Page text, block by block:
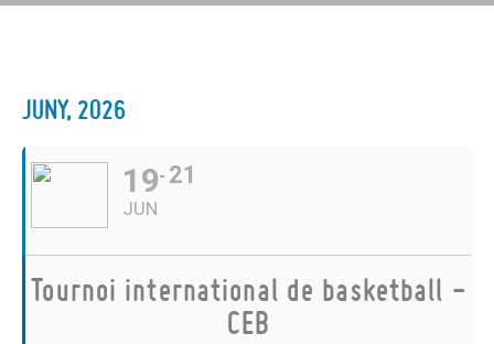
JUNY, 2026
19
JUN
21
Tournoi international de basketball -
CEB